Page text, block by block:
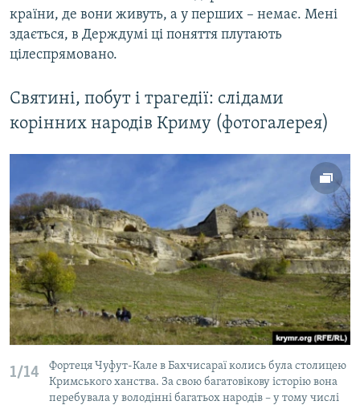
країни, де вони живуть, а у перших – немає. Мені
здається, в Держдумі ці поняття плутають
цілеспрямовано.
Святині, побут і трагедії: слідами
корінних народів Криму (фотогалерея)
1/14
Фортеця Чуфут-Кале в Бахчисараї колись була столицею
Кримського ханства. За свою багатовікову історію вона
перебувала у володінні багатьох народів – у тому числі